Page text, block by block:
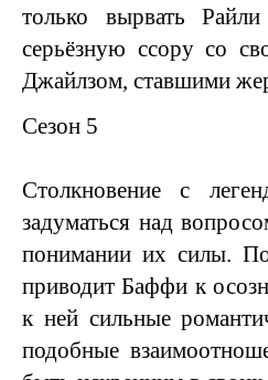
только вырвать
серьёзную ссору со
Джайлзом, ставшими
Сезон 5
Столкновение с
задуматься над
понимании их силы.
приводит Баффи к
к ней сильные
подобные